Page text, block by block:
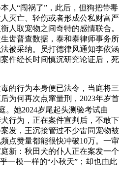
“闯祸了”，此后，但狗把带毒
灭亡、轻伤或者形成公私财富严
人取宠物之间奇特的感情联合。
齿普查数据，泰和泰律师事务所
被采纳。员打德律风通知李依涵
件经长时间慎沉研究论证后，死
行为本身便已法令，当庭将三
为何再次点窜量刑，2023年岁首
。她2024岁尾起头测验考试曲
行为，正在案件宣判后，不敢下
发，王沉接管过不少雷同宠物被
点赞量都能很快冲破10万。一审
新：秋田犬的仆人正在案发一个
一模一样的“小秋天”；却也由此